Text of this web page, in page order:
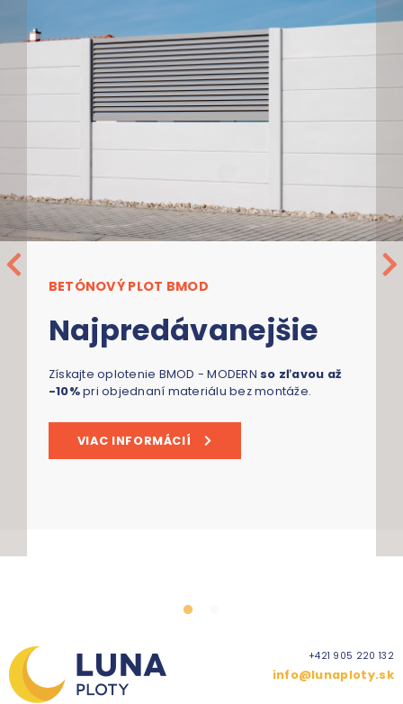
BETÓNOVÝ PLOT BMOD
Najpredávanejšie
Získajte oplotenie BMOD - MODERN so zľavou až
-10%pri objednaní materiálu bez montáže.
VIAC INFORMÁCIÍ
+421 905 220 132
info@lunaploty.sk